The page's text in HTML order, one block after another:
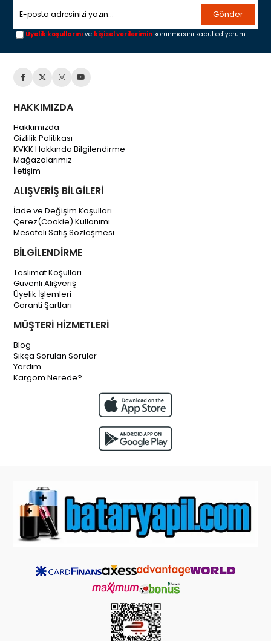
Gönder
Üyelik koşullarını ve kişisel verilerimin korunmasını kabul ediyorum.
HAKKIMIZDA
Hakkımızda
Gizlilik Politikası
KVKK Hakkında Bilgilendirme
Mağazalarımız
İletişim
ALIŞVERİŞ BİLGİLERİ
İade ve Değişim Koşulları
Çerez(Cookie) Kullanımı
Mesafeli Satış Sözleşmesi
BİLGİLENDİRME
Teslimat Koşulları
Güvenli Alışveriş
Üyelik İşlemleri
Garanti Şartları
MÜŞTERİ HİZMETLERİ
Blog
Sıkça Sorulan Sorular
Yardım
Kargom Nerede?